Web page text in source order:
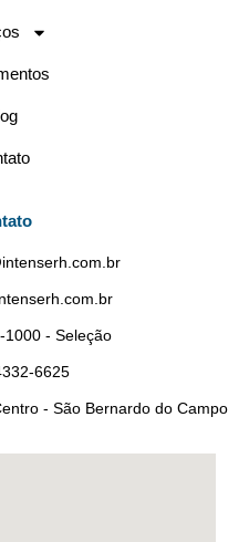
1000 - Seleção
6625
- São Bernardo do Campo